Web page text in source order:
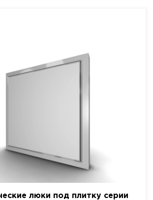
люки под плитку серии